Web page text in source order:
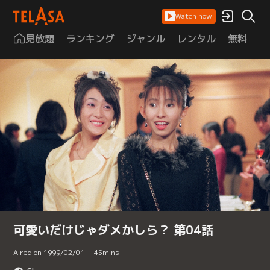
Watch now
見放題 ランキング ジャンル レンタル 無料
可愛いだけじゃダメかしら？ 第04話
Aired on 1999/02/01 45mins